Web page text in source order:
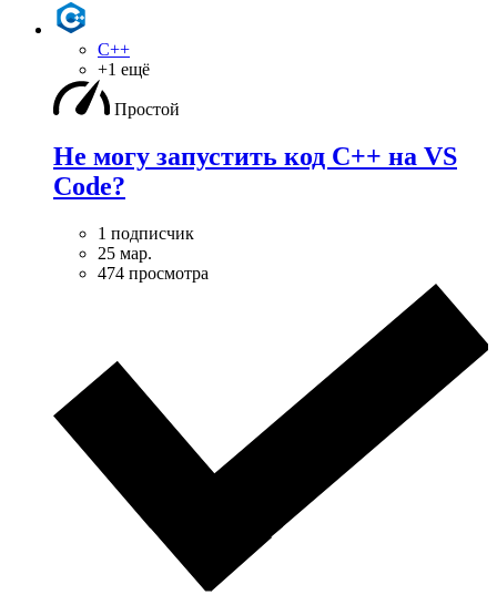
C++
+1 ещё
Простой
Не могу запустить код C++ на VS
Code?
1 подписчик
25 мар.
474 просмотра